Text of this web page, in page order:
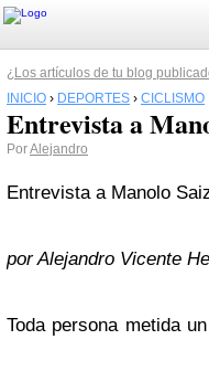
¿Los artículos de tu blog
INICIO › DEPORTES › CICLISMO
Entrevista a
PorAlejandro
Entrevista a Manolo
por Alejandro Vicente
Toda persona metida